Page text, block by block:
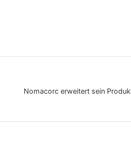
Nomacorc erweitert sein